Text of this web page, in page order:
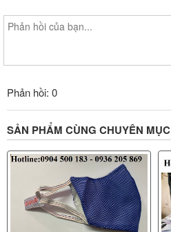
Phản hồi: 0
SẢN PHẨM CÙNG CHUYÊN MỤC